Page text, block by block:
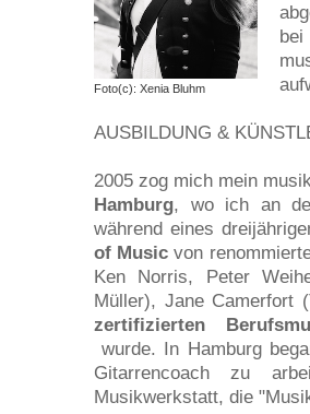
Foto(c): Xenia Bluhm
AUSBILDUNG &
2005 zog mich mein
Hamburg, wo ich an
während eines
of Music von
Ken Norris, Peter
Müller), Jane Camerfort
zertifizierten
wurde. In Hamburg
Gitarrencoach zu
Musikwerkstatt, die